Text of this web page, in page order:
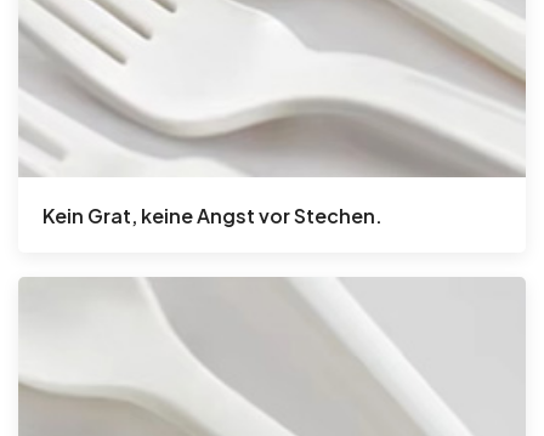
Kein Grat, keine Angst vor Stechen.